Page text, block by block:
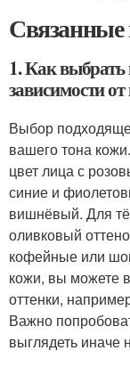
1. Как
зависимости
Выбор
вашего тона
цвет лица с
синие и
вишнёвый. Для
оливковый
кофейные или
кожи, вы можете
оттенки,
Важно
выглядеть иначе